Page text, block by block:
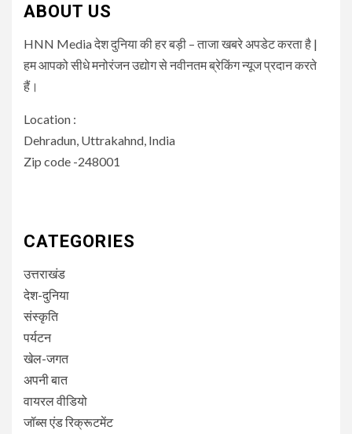
ABOUT US
HNN Media देश दुनिया की हर बड़ी – ताजा खबरे अपडेट करता है |
हम आपको सीधे मनोरंजन उद्योग से नवीनतम ब्रेकिंग न्यूज प्रदान करते
हैं।
Location :
Dehradun, Uttrakahnd, India
Zip code -248001
CATEGORIES
उत्तराखंड
देश-दुनिया
संस्कृति
पर्यटन
खेल-जगत
अपनी बात
वायरल वीडियो
जॉब्स एंड रिक्रूटमेंट